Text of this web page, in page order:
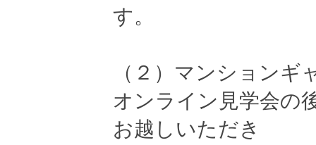
す。
（２）マンションギ
オンライン見学会の
お越しいただき